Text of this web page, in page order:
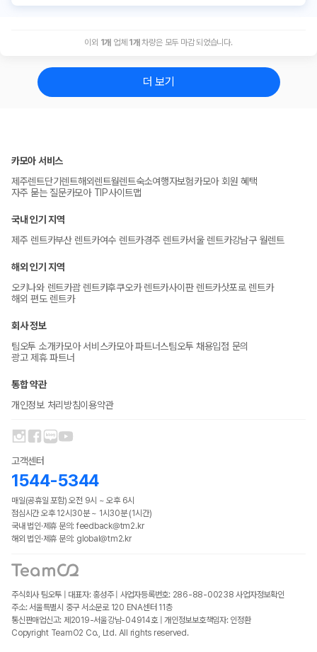
이외 1개 업체 1 개 차량은 모두 마감 되었습니다.
더 보기
카모아 서비스
제주렌트단기렌트해외렌트월렌트숙소여행자보험카모아 회원 혜택
자주 묻는 질문카모아 TIP사이트맵
국내 인기 지역
제주 렌트카부산 렌트카여수 렌트카경주 렌트카서울 렌트카강남구 월렌트
해외 인기 지역
오키나와 렌트카괌 렌트카후쿠오카 렌트카사이판 렌트카삿포로 렌트카
해외 편도 렌트카
회사 정보
팀오투 소개카모아 서비스카모아 파트너스팀오투 채용입점 문의
광고 제휴 파트너
통합 약관
개인정보 처리방침이용약관
고객센터
1544-5344
매일(공휴일 포함) 오전 9시 ~ 오후 6시
점심시간 오후 12시30분 ~ 1시30분 (1시간)
국내 법인·제휴 문의: feedback@tm2.kr
해외 법인·제휴 문의: global@tm2.kr
주식회사 팀오투 | 대표자: 홍성주 | 사업자등록번호: 286-88-00238 사업자정보확인
주소: 서울특별시 중구 서소문로 120 ENA센터 11층
통신판매업신고: 제2019-서울강남-04914호 | 개인정보보호책임자: 인정환
Copyright TeamO2 Co., Ltd. All rights reserved.